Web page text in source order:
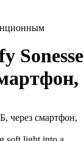
Sonesse